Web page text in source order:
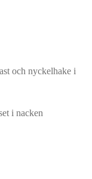
och nyckelhake i
i nacken